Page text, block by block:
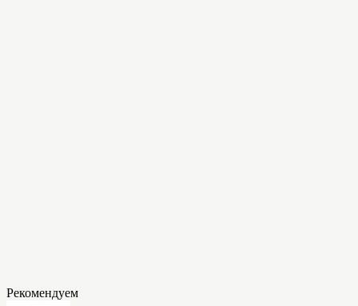
Рекомендуем